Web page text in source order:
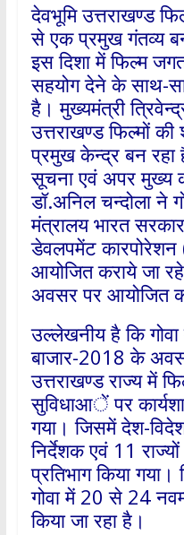
देवभूमि उत्तराखण्ड
से एक प्रमुख गंतव्य
इस दिशा में फिल्म
सहयोग देने के साथ-
है। मुख्यमंत्री
उत्तराखण्ड फिल्मों
प्रमुख केन्द्र बन
सूचना एवं अपर मुख्य
डॉ.अनिल चन्दोला ने
मंत्रालय भारत
डेवलपमेंट कारपोरेशन
आयोजित कराये जा
अवसर पर आयोजित
उल्लेखनीय है कि
बाजार-2018 के
उत्तराखण्ड राज्य में
सुविधाआें पर
गया। जिसमें देश-विदेश
निर्देशक एवं 11 राज्यों
प्रतिभाग किया
गोवा में 20 से 24
किया जा रहा है।